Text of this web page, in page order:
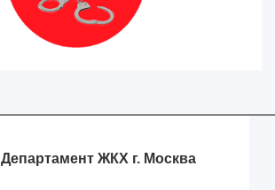
Департамент ЖКХ г. Москва